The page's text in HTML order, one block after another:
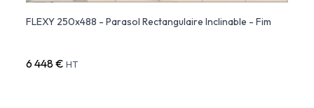
FLEXY 250x488 - Parasol Rectangulaire Inclinable - Fim
6 448 € HT